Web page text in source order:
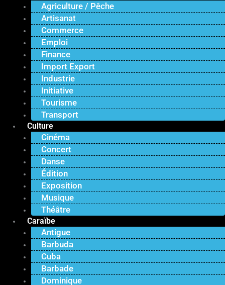
Agriculture / Pêche
Artisanat
Commerce
Emploi
Finance
Import Export
Industrie
Initiative
Tourisme
Transport
Culture
Cinéma
Concert
Danse
Édition
Exposition
Musique
Théâtre
Caraïbe
Antigue
Barbuda
Cuba
Barbade
Dominique